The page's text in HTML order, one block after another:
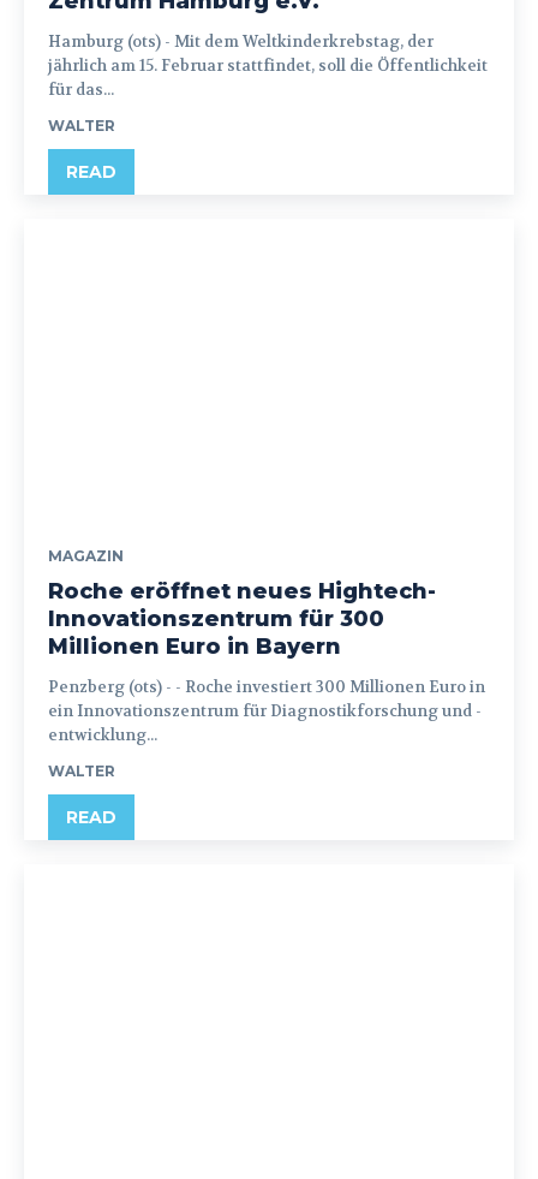
Hamburg (ots) - Mit dem Weltkinderkrebstag, der
jährlich am 15. Februar stattfindet, soll die Öffentlichkeit
für das...
WALTER
READ
MAGAZIN
Roche eröffnet neues Hightech-
Innovationszentrum für 300
Millionen Euro in Bayern
Penzberg (ots) - - Roche investiert 300 Millionen Euro in
ein Innovationszentrum für Diagnostikforschung und -
entwicklung...
WALTER
READ